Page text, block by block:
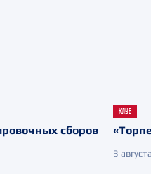
сборов
КЛУБ
3